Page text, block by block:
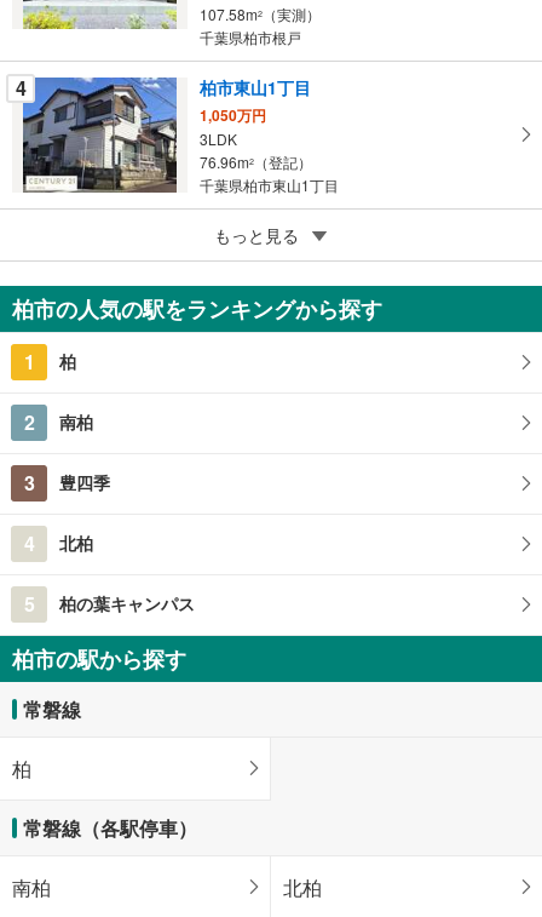
す
る
107.58m2
（実測）
千葉県柏市根戸
4 柏市東山1丁目
1,050万円
3LDK
76.96m2
（登記）
千葉県柏市東山1丁目
柏市南増尾4丁目
1,280万円
3LDK
94.81m2 （登記）
千葉県柏市南増尾4丁目
もっと見る
柏市の人気の駅をランキングから探す
1 柏
2 南柏
3 豊四季
4 北柏
5 柏の葉キャンパス
柏市の駅から探す
常磐線
柏
常磐線（各駅停車）
南柏 北柏